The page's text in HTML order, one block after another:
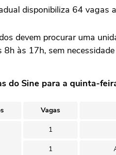
disponibiliza 64
devem procurar uma
8h às 17h, sem
do Sine para a quinta-
Vagas
1
1